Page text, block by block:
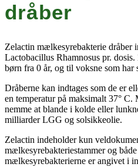
dråber
Zelactin mælkesyrebakterie dråber
Lactobacillus Rhamnosus pr.
børn fra 0 år, og til voksne som har
Dråberne kan indtages som de er
en temperatur på maksimalt 37°
nemme at blande i kolde eller
milliarder LGG og solsikkeolie.
Zelactin indeholder kun
mælkesyrebakteriestammer og
mælkesyrebakterierne er angivet i